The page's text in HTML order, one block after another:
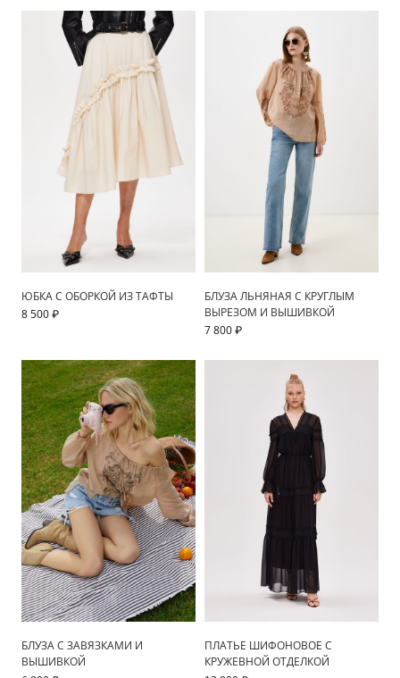
ЮБКА С ОБОРКОЙ ИЗ ТАФТЫ
8 500 ₽
БЛУЗА ЛЬНЯНАЯ С КРУГЛЫМ
ВЫРЕЗОМ И ВЫШИВКОЙ
7 800 ₽
БЛУЗА С ЗАВЯЗКАМИ И
ВЫШИВКОЙ
ПЛАТЬЕ ШИФОНОВОЕ С
КРУЖЕВНОЙ ОТДЕЛКОЙ